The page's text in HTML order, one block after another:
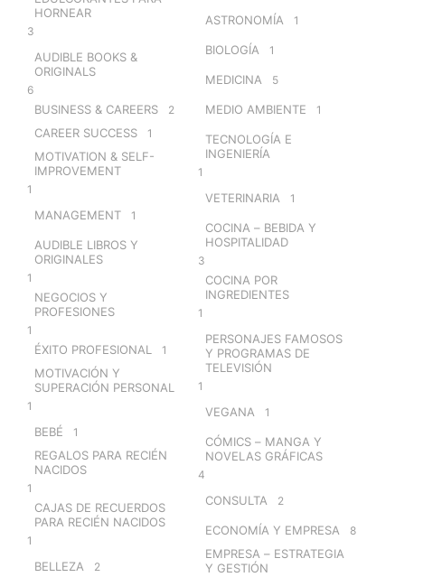
HORNEAR
3
AUDIBLE BOOKS &
ORIGINALS
6
BUSINESS & CAREERS 2
CAREER SUCCESS 1
MOTIVATION & SELF-
IMPROVEMENT
1
MANAGEMENT 1
AUDIBLE LIBROS Y
ORIGINALES
1
NEGOCIOS Y
PROFESIONES
1
ÉXITO PROFESIONAL 1
MOTIVACIÓN Y
SUPERACIÓN PERSONAL
1
BEBÉ 1
REGALOS PARA RECIÉN
NACIDOS
1
CAJAS DE RECUERDOS
PARA RECIÉN NACIDOS
1
BELLEZA 2
ASTRONOMÍA 1
BIOLOGÍA 1
MEDICINA 5
MEDIO AMBIENTE 1
TECNOLOGÍA E
INGENIERÍA
1
VETERINARIA 1
COCINA – BEBIDA Y
HOSPITALIDAD
3
COCINA POR
INGREDIENTES
1
PERSONAJES FAMOSOS
Y PROGRAMAS DE
TELEVISIÓN
1
VEGANA 1
CÓMICS – MANGA Y
NOVELAS GRÁFICAS
4
CONSULTA 2
ECONOMÍA Y EMPRESA 8
EMPRESA – ESTRATEGIA
Y GESTIÓN